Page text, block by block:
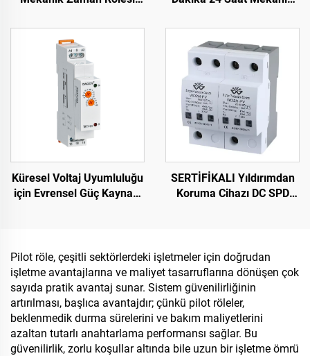
Zaman Anahtarı, Maks.
16A Akım
Akım TB388
Küresel Voltaj Uyumluluğu
için Evrensel Güç Kaynağı
SERTİFİKALI Yıldırımdan
Koruma Cihazı DC SPD
Pilot röle, çeşitli sektörlerdeki işletmeler için doğrudan
işletme avantajlarına ve maliyet tasarruflarına dönüşen çok
sayıda pratik avantaj sunar. Sistem güvenilirliğinin
artırılması, başlıca avantajdır; çünkü pilot röleler,
beklenmedik durma sürelerini ve bakım maliyetlerini
azaltan tutarlı anahtarlama performansı sağlar. Bu
güvenilirlik, zorlu koşullar altında bile uzun bir işletme ömrü